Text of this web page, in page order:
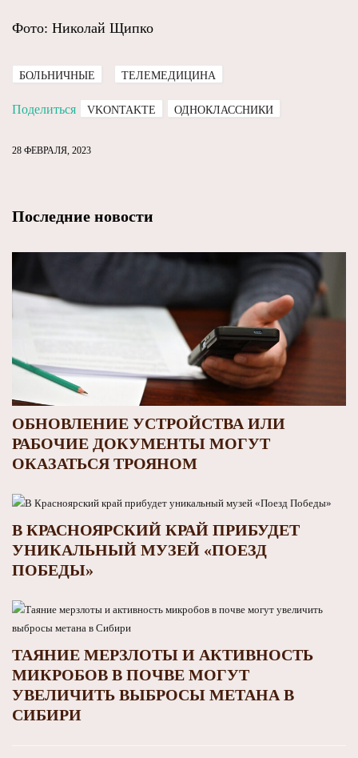
Фото: Николай Щипко
БОЛЬНИЧНЫЕ ТЕЛЕМЕДИЦИНА
Поделиться VKONTAKTE ОДНОКЛАССНИКИ
28 ФЕВРАЛЯ, 2023
Последние новости
ОБНОВЛЕНИЕ УСТРОЙСТВА ИЛИ
РАБОЧИЕ ДОКУМЕНТЫ МОГУТ
ОКАЗАТЬСЯ ТРОЯНОМ
В КРАСНОЯРСКИЙ КРАЙ ПРИБУДЕТ
УНИКАЛЬНЫЙ МУЗЕЙ «ПОЕЗД
ПОБЕДЫ»
ТАЯНИЕ МЕРЗЛОТЫ И АКТИВНОСТЬ
МИКРОБОВ В ПОЧВЕ МОГУТ
УВЕЛИЧИТЬ ВЫБРОСЫ МЕТАНА В
СИБИРИ